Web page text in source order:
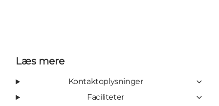
Læs mere
Kontaktoplysninger
Faciliteter